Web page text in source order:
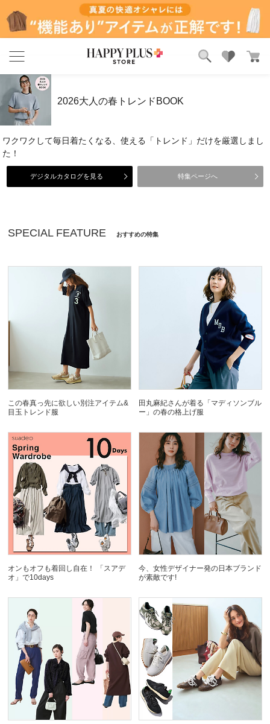
カテゴリ
雑誌掲載アイテム
2026大人の春トレンドBOOK
ワクワクして毎日着たくなる、使える「トレンド」だけを厳選しまし
た！
デジタルカタログを見る 特集ページへ
SPECIAL FEATURE おすすめの特集
この春真っ先に欲しい別注アイテム&
目玉トレンド服
田丸麻紀さんが着る「マディソンブル
ー」の春の格上げ服
オンもオフも着回し自在！ 「スアデ
オ」で10days
今、女性デザイナー発の日本ブランド
が素敵です!